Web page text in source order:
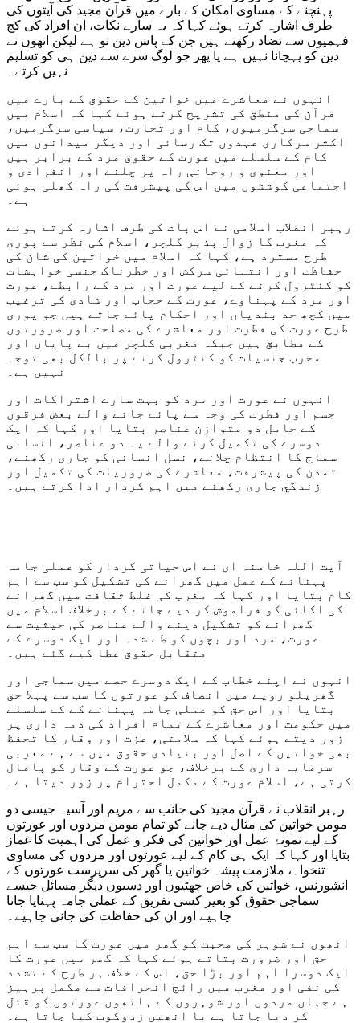
پہنچنے کے مساوی امکان کے بارے میں قرآن مجید کی آیتوں کی
طرف اشارہ کرتے ہوئے کہا کہ یہ سارے نکات، ان افراد کی کج
فہمیوں سے تضاد رکھتے ہیں جن کے پاس دین تو ہے لیکن انھوں نے
دین کو پہچانا نہیں ہے یا پھر جو لوگ سرے سے دین ہی کو تسلیم
نہیں کرتے۔
انہوں نے معاشرے میں خواتین کے حقوق کے بارے میں
قرآن کی منطق کی تشریح کرتے ہوئے کہا کہ اسلام میں
سماجی سرگرمیوں، کام اور تجارت، سیاسی سرگرمیں،
اکثر سرکاری عہدوں تک رسائی اور دیگر میدانوں میں
کام کے سلسلے میں عورت کے حقوق مرد کے برابر ہیں
اور معنوی و روحانی راہ پر چلنے اور انفرادی و
اجتماعی کوششوں میں اس کی پیشرفت کی راہ کھلی ہوئی
ہے۔
رہبر انقلاب اسلامی نے اس بات کی طرف اشارہ کرتے ہوئے
کہ مغرب کا زوال پذیر کلچر، اسلام کی نظر سے پوری
طرح مسترد ہے، کہا کہ اسلام میں خواتین کی شان کی
حفاظت اور انتہائی سرکش اور خطرناک جنسی خواہشات
کو کنٹرول کرنے کے لیے عورت اور مرد کے رابطے، عورت
اور مرد کے پہناوے، عورت کے حجاب اور شادی کی ترغیب
میں کچھ حد بندیاں اور احکام پائے جاتے ہیں جو پوری
طرح عورت کی فطرت اور معاشرے کی مصلحت اور ضرورتوں
کے مطابق ہیں جبکہ مغربی کلچر میں بے پایاں اور
مخرب جنسیات کو کنٹرول کرنے پر بالکل بھی توجہ
نہیں ہے۔
انہوں نے عورت اور مرد کو بہت سارے اشتراکات اور
جسم اور فطرت کی وجہ سے پائے جانے والے بعض فرقوں
کے حامل دو متوازن عناصر بتایا اور کہا کہ ایک
دوسرے کی تکمیل کرنے والے یہ دو عناصر، انسانی
سماج کا انتظام چلانے، نسل انسانی کو جاری رکھنے،
تمدن کی پیشرفت، معاشرے کی ضروریات کی تکمیل اور
زندگي جاری رکھنے میں اہم کردار ادا کرتے ہیں۔
آيت اللہ خامنہ ای نے اس حیاتی کردار کو عملی جامہ
پہنانے کے عمل میں گھرانے کی تشکیل کو سب سے اہم
کام بتایا اور کہا کہ مغرب کی غلط ثقافت میں گھرانے
کی اکائی کو فراموش کر دیے جانے کے برخلاف اسلام میں
گھرانے کو تشکیل دینے والے عناصر کی حیثیت سے
عورت، مرد اور بچوں کو طے شدہ اور ایک دوسرے کے
متقابل حقوق عطا کیے گئے ہیں۔
انہوں نے اپنے خطاب کے ایک دوسرے حصے میں سماجی اور
گھریلو رویے میں انصاف کو عورتوں کا سب سے پہلا حق
بتایا اور اس حق کو عملی جامہ پہنانے کے کے سلسلے
میں حکومت اور معاشرے کے تمام افراد کی ذمہ داری پر
زور دیتے ہوئے کہا کہ سلامتی، عزت اور وقار کا تحفظ
بھی خواتین کے اصل اور بنیادی حقوق میں سے ہے مغربی
سرمایہ داری کے برخلاف، جو عورت کے وقار کو پامال
کرتی ہے، اسلام عورت کے مکمل احترام پر زور دیتا ہے۔
رہبر انقلاب نے قرآن مجید کی جانب سے مریم اور آسیہ جیسی دو
مومن خواتین کی مثال دیے جانے کو تمام مومن مردوں اور عورتوں
کے لیے نمونۂ عمل اور خواتین کی فکر و عمل کی اہمیت کا غماز
بتایا اور کہا کہ ایک ہی کام کے لیے عورتوں اور مردوں کی مساوی
تنخواہ، ملازمت پیشہ خواتین یا گھر کی سرپرست عورتوں کے
انشورنس، خواتین کی خاص چھٹیوں اور دسیوں دیگر مسائل جیسے
سماجی حقوق کو بغیر کسی تفریق کے عملی جامہ پہنایا جانا
چاہیے اور ان کی حفاظت کی جانی چاہیے۔
انھوں نے شوہر کی محبت کو گھر میں عورت کا سب سے اہم
حق اور ضرورت بتاتے ہوئے کہا کہ گھر میں عورت کا
ایک دوسرا اہم اور بڑا حق، اس کے خلاف ہر طرح کے تشدد
کی نفی اور مغرب میں رائج انحرافات سے مکمل پرہیز
ہے جہاں مردوں اور شوہروں کے ہاتھوں عورتوں کو قتل
کر دیا جاتا ہے یا انھیں زدوکوب کیا جاتا ہے۔